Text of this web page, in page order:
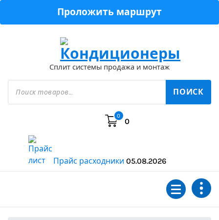
Проложить маршрут
Сплит системы продажа и монтаж
Поиск
товаров
ПОИСК
0
0
Прайс расходники 05.08.2026